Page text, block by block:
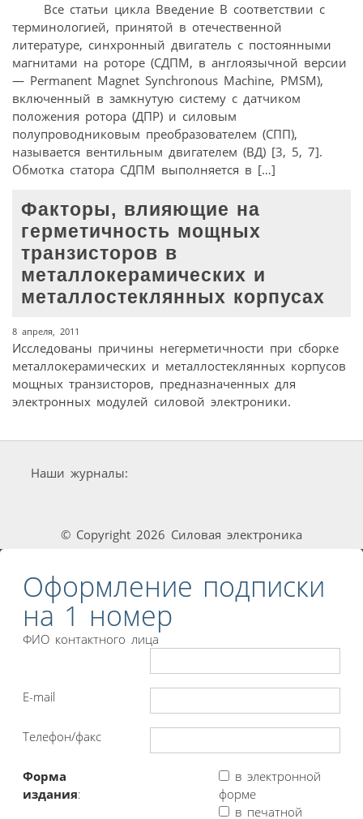
Все статьи цикла Введение В соответствии с
терминологией, принятой в отечественной
литературе, синхронный двигатель с постоянными
магнитами на роторе (СДПМ, в англоязычной версии
— Permanent Magnet Synchronous Machine, PMSM),
включенный в замкнутую систему с датчиком
положения ротора (ДПР) и силовым
полупроводниковым преобразователем (СПП),
называется вентильным двигателем (ВД) [3, 5, 7].
Обмотка статора СДПМ выполняется в […]
Факторы, влияющие на
герметичность мощных
транзисторов в
металлокерамических и
металлостеклянных корпусах
8 апреля, 2011
Исследованы причины негерметичности при сборке
металлокерамических и металлостеклянных корпусов
мощных транзисторов, предназначенных для
электронных модулей силовой электроники.
Наши журналы:
© Copyright 2026 Силовая электроника
Оформление подписки
на 1 номер
ФИО контактного лица
E-mail
Телефон/факс
Форма
издания:
в электронной
форме
в печатной